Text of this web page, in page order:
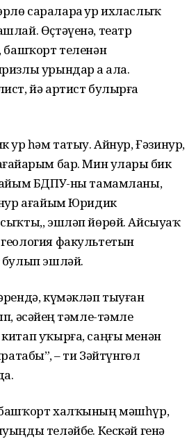
сараларҙа ҙур ихласлыҡ
Өҫтәүенә, театр
башҡорт теленән
урындар ҙа ала.
йә артист булырға
ҙур һәм татыу. Айнур, Ғәзинур,
бар. Мин уларҙы бик
БДПУ-ны тамамланы,
ағайым Юридик
эшләп йөрөй. Айсыуаҡ
факультетын
булып эшләй.
күмәкләп тыуған
әсәйҙең тәмле-тәмле
уҡырға, саңғы менән
– ти Зәйтүнгөл
халҡының мәшһүр,
теләйбеҙ. Кескәй генә